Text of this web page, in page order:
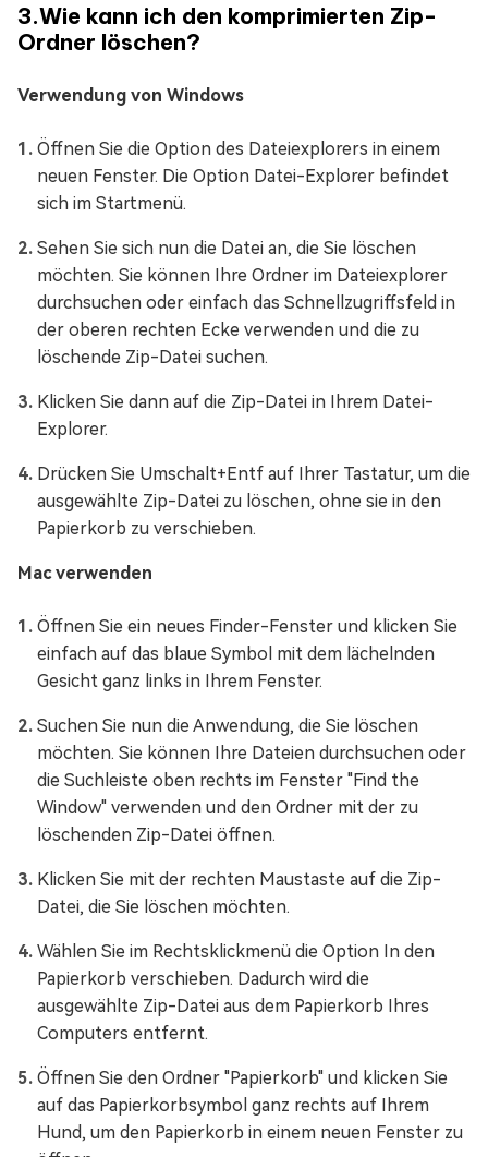
3.Wie kann ich den komprimierten Zip-
Ordner löschen?
Verwendung von Windows
Öffnen Sie die Option des Dateiexplorers in einem
neuen Fenster. Die Option Datei-Explorer befindet
sich im Startmenü.
Sehen Sie sich nun die Datei an, die Sie löschen
möchten. Sie können Ihre Ordner im Dateiexplorer
durchsuchen oder einfach das Schnellzugriffsfeld in
der oberen rechten Ecke verwenden und die zu
löschende Zip-Datei suchen.
Klicken Sie dann auf die Zip-Datei in Ihrem Datei-
Explorer.
Drücken Sie Umschalt+Entf auf Ihrer Tastatur, um die
ausgewählte Zip-Datei zu löschen, ohne sie in den
Papierkorb zu verschieben.
Mac verwenden
Öffnen Sie ein neues Finder-Fenster und klicken Sie
einfach auf das blaue Symbol mit dem lächelnden
Gesicht ganz links in Ihrem Fenster.
Suchen Sie nun die Anwendung, die Sie löschen
möchten. Sie können Ihre Dateien durchsuchen oder
die Suchleiste oben rechts im Fenster "Find the
Window" verwenden und den Ordner mit der zu
löschenden Zip-Datei öffnen.
Klicken Sie mit der rechten Maustaste auf die Zip-
Datei, die Sie löschen möchten.
Wählen Sie im Rechtsklickmenü die Option In den
Papierkorb verschieben. Dadurch wird die
ausgewählte Zip-Datei aus dem Papierkorb Ihres
Computers entfernt.
Öffnen Sie den Ordner "Papierkorb" und klicken Sie
auf das Papierkorbsymbol ganz rechts auf Ihrem
Hund, um den Papierkorb in einem neuen Fenster zu